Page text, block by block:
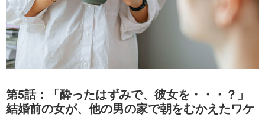
第5話：「酔ったはずみで、彼女を・・・？」
結婚前の女が、他の男の家で朝をむかえたワケ